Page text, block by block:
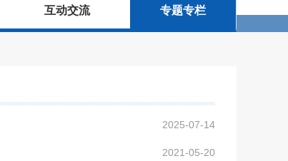
互动交流 专题专栏
2025-07-14
2021-05-20